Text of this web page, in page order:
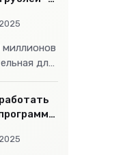
/ Строй материалы
миллионов
для